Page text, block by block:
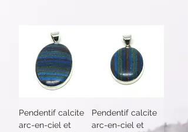
Pendentif calcite
arc-en-ciel et
Pendentif calcite
arc-en-ciel et